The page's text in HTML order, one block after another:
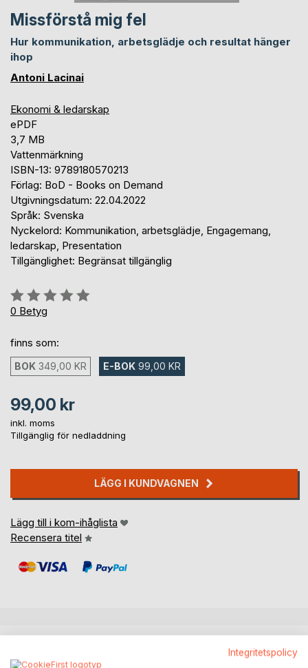
Missförstå mig fel
Hur kommunikation, arbetsglädje och resultat hänger
ihop
Antoni Lacinai
Ekonomi & ledarskap
ePDF
3,7 MB
Vattenmärkning
ISBN-13: 9789180570213
Förlag: BoD - Books on Demand
Utgivningsdatum: 22.04.2022
Språk: Svenska
Nyckelord: Kommunikation, arbetsglädje, Engagemang,
ledarskap, Presentation
Tillgänglighet: Begränsat tillgänglig
Betyg::
0%
0 Betyg
finns som:
BOK 349,00 KR E-BOK 99,00 KR
99,00 kr
inkl. moms
Tillgänglig för nedladdning
LÄGG I KUNDVAGNEN
Lägg till i kom-ihåglista
Recensera titel
Integritetspolicy